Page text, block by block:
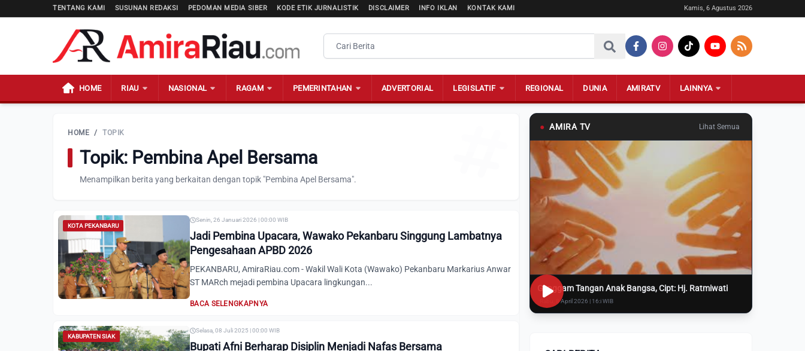
TENTANG KAMI SUSUNAN REDAKSI PEDOMAN MEDIA SIBER KODE ETIK JURNALISTIK DISCLAIMER INFO IKLAN KONTAK KAMI Kamis, 6 Agustus 2026
HOME RIAU NASIONAL RAGAM PEMERINTAHAN ADVERTORIAL LEGISLATIF REGIONAL DUNIA AMIRATV LAINNYA
HOME / TOPIK
Topik: Pembina Apel Bersama
Menampilkan berita yang berkaitan dengan topik "Pembina Apel Bersama".
KOTA PEKANBARU
Senin, 26 Januari 2026 | 00:00 WIB
Jadi Pembina Upacara, Wawako Pekanbaru Singgung Lambatnya
Pengesahaan APBD 2026
PEKANBARU, AmiraRiau.com - Wakil Wali Kota (Wawako) Pekanbaru Markarius Anwar
ST MARch mejadi pembina Upacara lingkungan...
BACA SELENGKAPNYA
KABUPATEN SIAK
Selasa, 08 Juli 2025 | 00:00 WIB
Bupati Afni Berharap Disiplin Menjadi Nafas Bersama
● AMIRA TV Lihat Semua
Genggam Tangan Anak Bangsa, Cipt: Hj. Ratmiwati
Rabu, 8 April 2026 | 16:i WIB